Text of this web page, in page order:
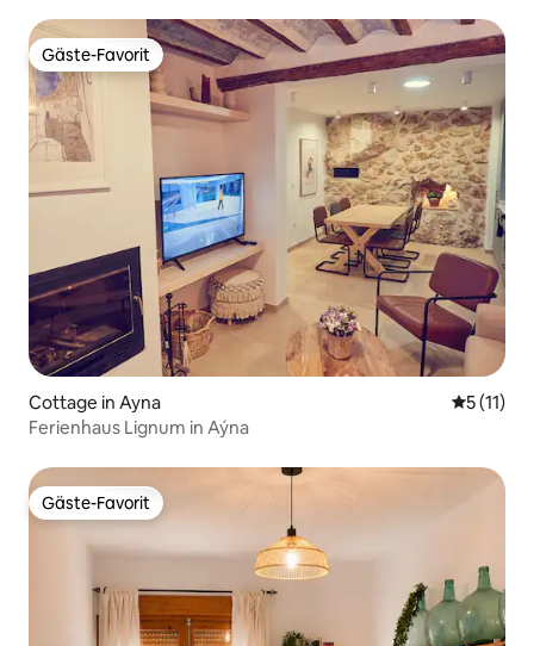
Gäste-Favorit
Gäste-Favorit
Cottage in Ayna
5 (11)
Ferienhaus Lignum in Aýna
Gäste-Favorit
Gäste-Favorit